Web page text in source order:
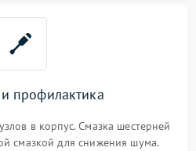
профилактика
в корпус. Смазка шестерней
смазкой для снижения шума.